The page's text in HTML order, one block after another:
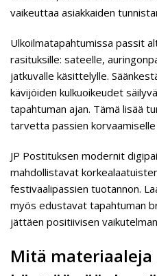
vaikeuttaa asiakkaiden
Ulkoilmatapahtumissa passit
rasituksille: sateelle,
jatkuvalle käsittelylle.
kävijöiden kulkuoikeudet
tapahtuman ajan. Tämä lisää
tarvetta passien
JP Postituksen modernit
mahdollistavat
festivaalipassien tuotannon.
myös edustavat tapahtuman
jättäen positiivisen
Mitä